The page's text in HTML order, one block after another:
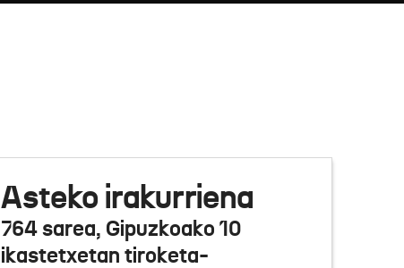
Azken berriak
Asteko irakurriena
764 sarea, Gipuzkoako 10
ikastetxetan tiroketa-